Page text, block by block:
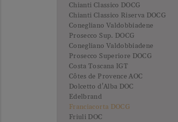
Chianti Classico DOCG
Chianti Classico Riserva DOCG
Conegliano Valdobbiadene
Prosecco Sup. DOCG
Conegliano Valdobbiadene
Prosecco Superiore DOCG
Costa Toscana IGT
Côtes de Provence AOC
Dolcetto d'Alba DOC
Edelbrand
Franciacorta DOCG
Friuli DOC